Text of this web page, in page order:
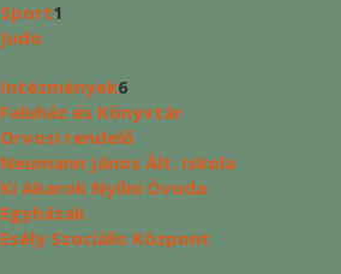
Sport1
Judo
Intézmények6
Faluház és Könyvtár
Orvosi rendelő
Neumann János Ált. Iskola
Ki Akarok Nyílni Óvoda
Egyházak
Esély Szociális Központ